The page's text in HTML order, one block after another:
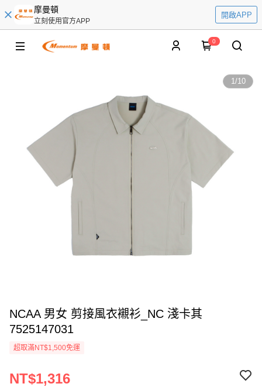
摩曼頓
立刻使用官方APP
開啟APP
0
1/10
NCAA 男女 剪接風衣襯衫_NC 淺卡其
7525147031
超取滿NT$1,500免運
NT$1,316